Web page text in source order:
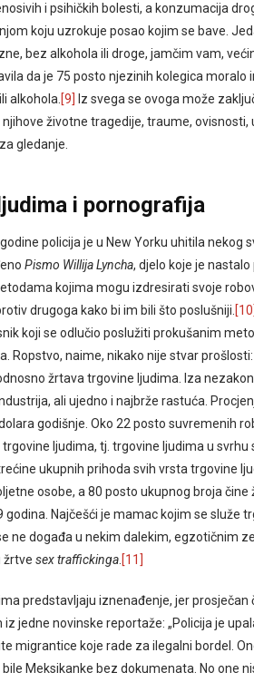
i psihičkih bolesti, a konzumacija
koju uzrokuje posao kojim se bave.
bez alkohola ili droge, jamčim vam,
da je 75 posto njezinih kolegica
alkohola. [9] Iz svega se ovoga može
životne tragedije, traume,
gledanje.
i pornografija
policija je u New Yorku uhitila
Pismo Willija Lyncha, djelo koje je
kojima mogu izdresirati svoje
drugoga kako bi im bili što poslušniji. [10]
koji se odlučio poslužiti prokušanim
Ropstvo, naime, nikako nije stvar
žrtava trgovine ljudima. Iza
ali ujedno i najbrže rastuća.
godišnje. Oko 22 posto suvremenih
ljudima, tj. trgovine ljudima u svrhu
ukupnih prihoda svih vrsta trgovine
osobe, a 80 posto ukupnog broja
godina. Najčešći je mamac kojim se služe
ne događa u nekim dalekim, egzotičnim
žrtve sex traffickinga [11]
predstavljaju iznenađenje, jer
jedne novinske reportaže: „Policija je
migrantice koje rade za ilegalni bordel.
Meksikanke bez dokumenata. No one